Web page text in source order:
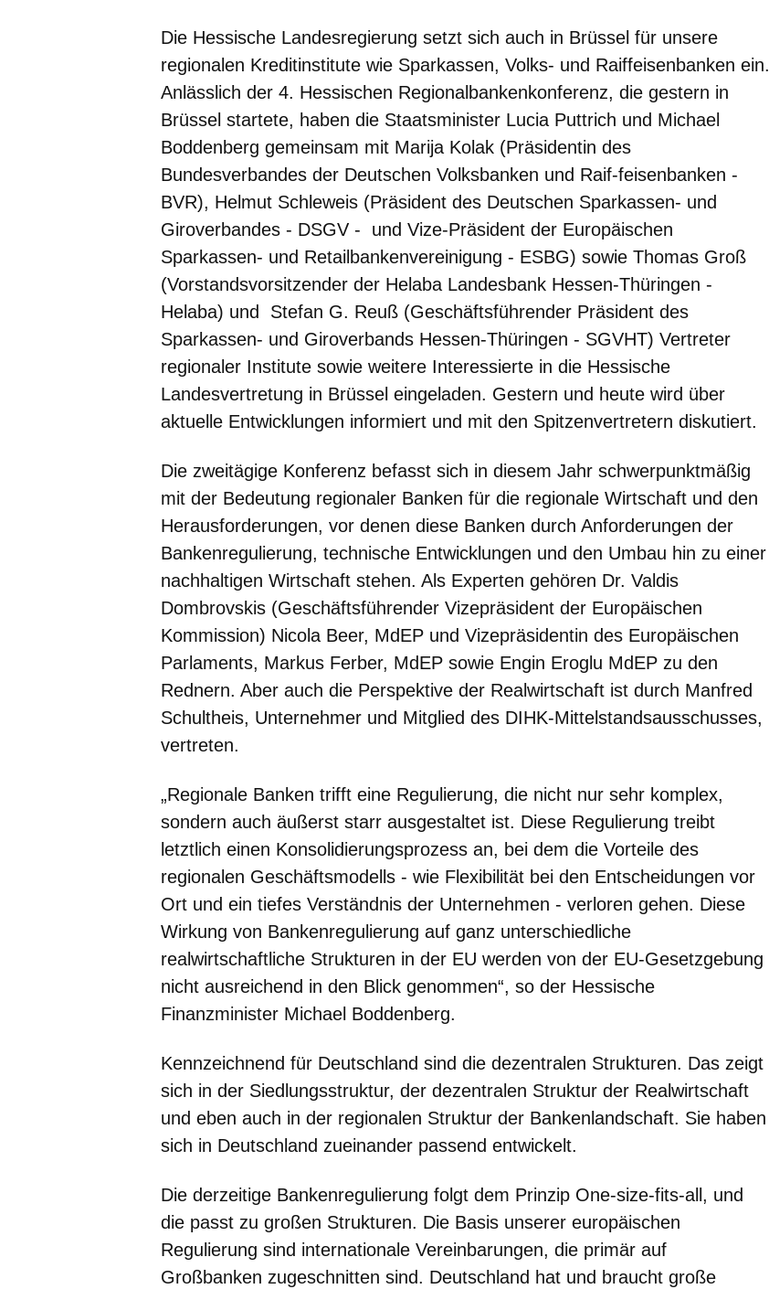
Die Hessische Landesregierung setzt sich auch in Brüssel für unsere
regionalen Kreditinstitute wie Sparkassen, Volks- und Raiffeisenbanken ein.
Anlässlich der 4. Hessischen Regionalbankenkonferenz, die gestern in
Brüssel startete, haben die Staatsminister Lucia Puttrich und Michael
Boddenberg gemeinsam mit Marija Kolak (Präsidentin des
Bundesverbandes der Deutschen Volksbanken und Raif-feisenbanken -
BVR), Helmut Schleweis (Präsident des Deutschen Sparkassen- und
Giroverbandes - DSGV - und Vize-Präsident der Europäischen
Sparkassen- und Retailbankenvereinigung - ESBG) sowie Thomas Groß
(Vorstandsvorsitzender der Helaba Landesbank Hessen-Thüringen -
Helaba) und Stefan G. Reuß (Geschäftsführender Präsident des
Sparkassen- und Giroverbands Hessen-Thüringen - SGVHT) Vertreter
regionaler Institute sowie weitere Interessierte in die Hessische
Landesvertretung in Brüssel eingeladen. Gestern und heute wird über
aktuelle Entwicklungen informiert und mit den Spitzenvertretern diskutiert.
Die zweitägige Konferenz befasst sich in diesem Jahr schwerpunktmäßig
mit der Bedeutung regionaler Banken für die regionale Wirtschaft und den
Herausforderungen, vor denen diese Banken durch Anforderungen der
Bankenregulierung, technische Entwicklungen und den Umbau hin zu einer
nachhaltigen Wirtschaft stehen. Als Experten gehören Dr. Valdis
Dombrovskis (Geschäftsführender Vizepräsident der Europäischen
Kommission) Nicola Beer, MdEP und Vizepräsidentin des Europäischen
Parlaments, Markus Ferber, MdEP sowie Engin Eroglu MdEP zu den
Rednern. Aber auch die Perspektive der Realwirtschaft ist durch Manfred
Schultheis, Unternehmer und Mitglied des DIHK-Mittelstandsausschusses,
vertreten.
„Regionale Banken trifft eine Regulierung, die nicht nur sehr komplex,
sondern auch äußerst starr ausgestaltet ist. Diese Regulierung treibt
letztlich einen Konsolidierungsprozess an, bei dem die Vorteile des
regionalen Geschäftsmodells - wie Flexibilität bei den Entscheidungen vor
Ort und ein tiefes Verständnis der Unternehmen - verloren gehen. Diese
Wirkung von Bankenregulierung auf ganz unterschiedliche
realwirtschaftliche Strukturen in der EU werden von der EU-Gesetzgebung
nicht ausreichend in den Blick genommen“, so der Hessische
Finanzminister Michael Boddenberg.
Kennzeichnend für Deutschland sind die dezentralen Strukturen. Das zeigt
sich in der Siedlungsstruktur, der dezentralen Struktur der Realwirtschaft
und eben auch in der regionalen Struktur der Bankenlandschaft. Sie haben
sich in Deutschland zueinander passend entwickelt.
Die derzeitige Bankenregulierung folgt dem Prinzip One-size-fits-all, und
die passt zu großen Strukturen. Die Basis unserer europäischen
Regulierung sind internationale Vereinbarungen, die primär auf
Großbanken zugeschnitten sind. Deutschland hat und braucht große